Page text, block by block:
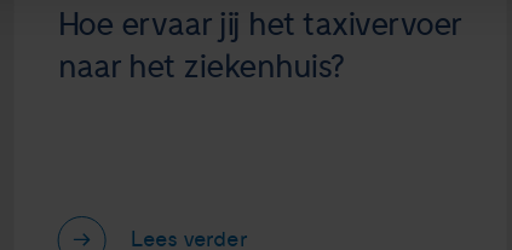
Hoe ervaar jij het taxivervoer
naar het ziekenhuis?
Lees verder